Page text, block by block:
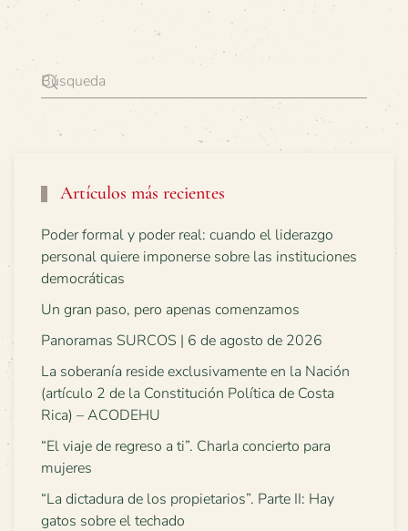
Artículos más recientes
Poder formal y poder real: cuando el liderazgo
personal quiere imponerse sobre las instituciones
democráticas
Un gran paso, pero apenas comenzamos
Panoramas SURCOS | 6 de agosto de 2026
La soberanía reside exclusivamente en la Nación
(artículo 2 de la Constitución Política de Costa
Rica) – ACODEHU
“El viaje de regreso a ti”. Charla concierto para
mujeres
“La dictadura de los propietarios”. Parte II: Hay
gatos sobre el techado